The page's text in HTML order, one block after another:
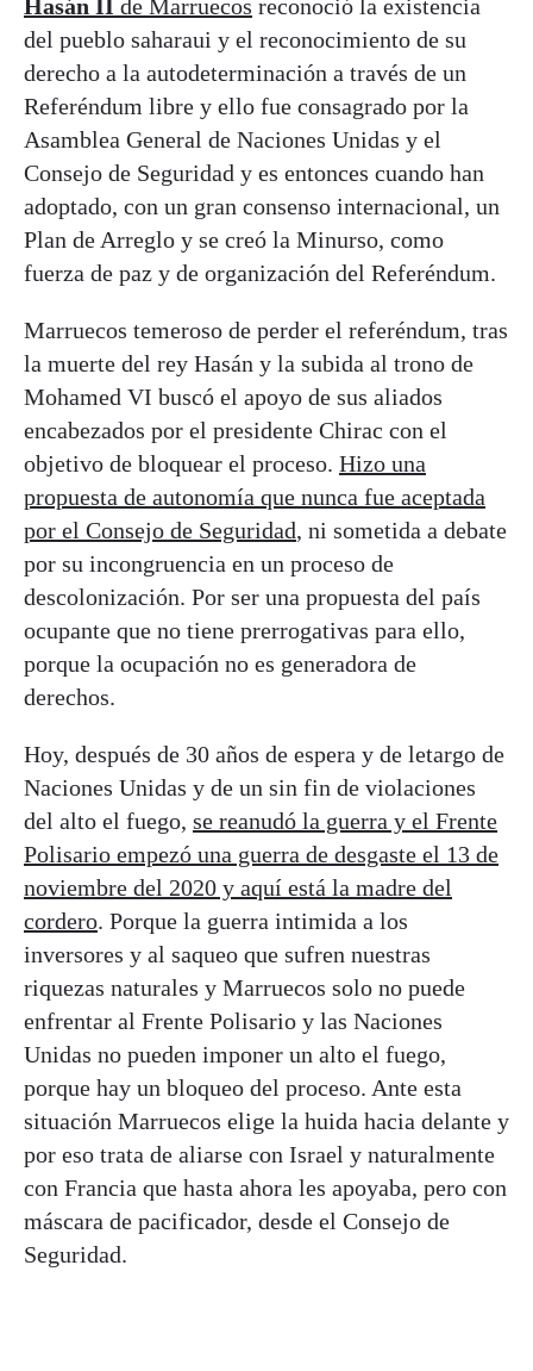
Hasán II de Marruecos reconoció la existencia
del pueblo saharaui y el reconocimiento de su
derecho a la autodeterminación a través de un
Referéndum libre y ello fue consagrado por la
Asamblea General de Naciones Unidas y el
Consejo de Seguridad y es entonces cuando han
adoptado, con un gran consenso internacional, un
Plan de Arreglo y se creó la Minurso, como
fuerza de paz y de organización del Referéndum.
Marruecos temeroso de perder el referéndum, tras
la muerte del rey Hasán y la subida al trono de
Mohamed VI buscó el apoyo de sus aliados
encabezados por el presidente Chirac con el
objetivo de bloquear el proceso. Hizo una
propuesta de autonomía que nunca fue aceptada
por el Consejo de Seguridad, ni sometida a debate
por su incongruencia en un proceso de
descolonización. Por ser una propuesta del país
ocupante que no tiene prerrogativas para ello,
porque la ocupación no es generadora de
derechos.
Hoy, después de 30 años de espera y de letargo de
Naciones Unidas y de un sin fin de violaciones
del alto el fuego, se reanudó la guerra y el Frente
Polisario empezó una guerra de desgaste el 13 de
noviembre del 2020 y aquí está la madre del
cordero. Porque la guerra intimida a los
inversores y al saqueo que sufren nuestras
riquezas naturales y Marruecos solo no puede
enfrentar al Frente Polisario y las Naciones
Unidas no pueden imponer un alto el fuego,
porque hay un bloqueo del proceso. Ante esta
situación Marruecos elige la huida hacia delante y
por eso trata de aliarse con Israel y naturalmente
con Francia que hasta ahora les apoyaba, pero con
máscara de pacificador, desde el Consejo de
Seguridad.